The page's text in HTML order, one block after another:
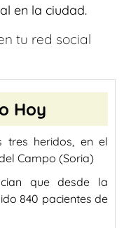
en la ciudad.
tu red social
Hoy
tres heridos, en el
Campo (Soria)
que desde la
840 pacientes de